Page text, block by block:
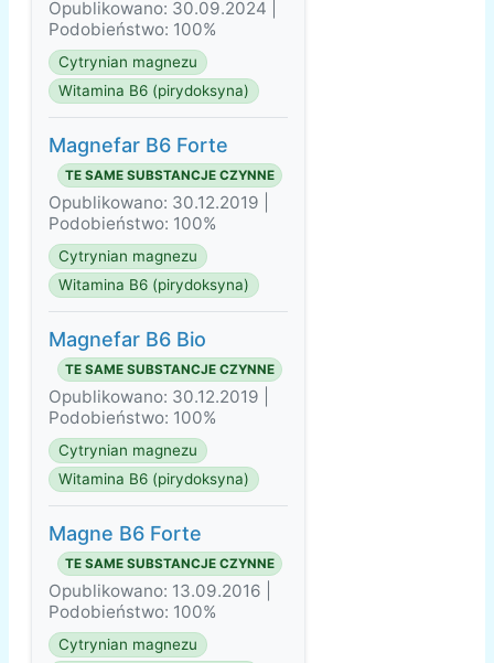
Opublikowano: 30.09.2024 |
Podobieństwo: 100%
Cytrynian magnezu
Witamina B6 (pirydoksyna)
Magnefar B6 Forte
TE SAME SUBSTANCJE CZYNNE
Opublikowano: 30.12.2019 |
Podobieństwo: 100%
Cytrynian magnezu
Witamina B6 (pirydoksyna)
Magnefar B6 Bio
TE SAME SUBSTANCJE CZYNNE
Opublikowano: 30.12.2019 |
Podobieństwo: 100%
Cytrynian magnezu
Witamina B6 (pirydoksyna)
Magne B6 Forte
TE SAME SUBSTANCJE CZYNNE
Opublikowano: 13.09.2016 |
Podobieństwo: 100%
Cytrynian magnezu